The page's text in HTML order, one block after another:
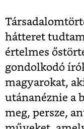
hátteret
értelmes
gondolkodó
magyarokat,
utánanéznie a
meg, persze,